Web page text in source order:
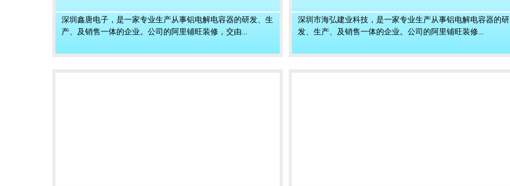
深圳鑫唐电子，是一家专业生产从事铝电解电容器的研发、生
产、及销售一体的企业。公司的阿里铺旺装修，交由...
深圳市海弘建业科技，是一家专业生产从事铝电解电容器的研
发、生产、及销售一体的企业。公司的阿里铺旺装修...